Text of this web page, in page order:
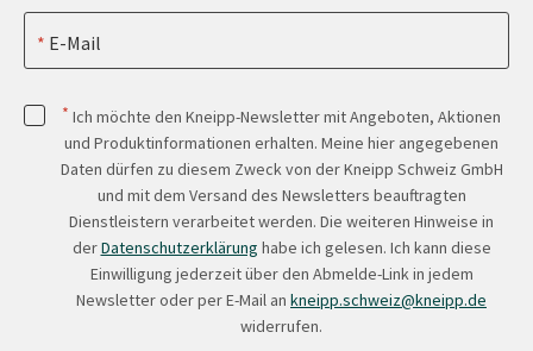
E-Mail
* Ich möchte den Kneipp-Newsletter mit Angeboten, Aktionen
und Produktinformationen erhalten. Meine hier angegebenen
Daten dürfen zu diesem Zweck von der Kneipp Schweiz GmbH
und mit dem Versand des Newsletters beauftragten
Dienstleistern verarbeitet werden. Die weiteren Hinweise in
derDatenschutzerklärung habe ich gelesen. Ich kann diese
Einwilligung jederzeit über den Abmelde-Link in jedem
Newsletter oder per E-Mail an kneipp.schweiz@kneipp.de
widerrufen.